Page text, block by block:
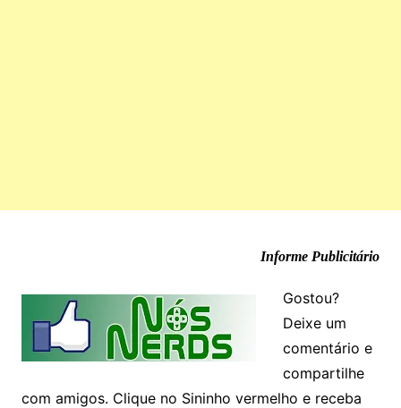
Informe Publicitário
Gostou?
Deixe um
comentário e
compartilhe
com amigos. Clique no Sininho vermelho e receba